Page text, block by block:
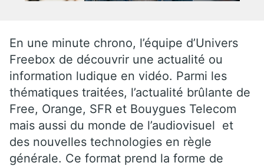
En une minute chrono, l’équipe d’Univers
Freebox de découvrir une actualité ou
information ludique en vidéo. Parmi les
thématiques traitées, l’actualité brûlante de
Free, Orange, SFR et Bouygues Telecom
mais aussi du monde de l’audiovisuel et
des nouvelles technologies en règle
générale. Ce format prend la forme de